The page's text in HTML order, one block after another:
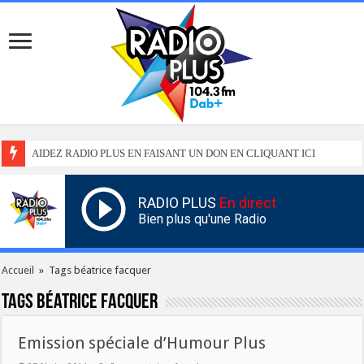
AIDEZ RADIO PLUS EN FAISANT UN DON EN CLIQUANT ICI
RADIO PLUS En direct
Bien plus qu'une Radio
Accueil » Tags béatrice facquer
Tags béatrice facquer
Emission spéciale d’Humour Plus